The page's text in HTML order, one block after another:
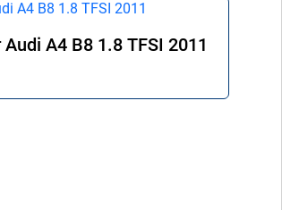
A4 B8 1.8 TFSI 2011